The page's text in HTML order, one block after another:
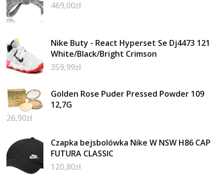
469,00zł
Nike Buty - React Hyperset Se Dj4473 121
White/Black/Bright Crimson
359,99zł
Golden Rose Puder Pressed Powder 109
12,7G
26,90zł
Czapka bejsbolówka Nike W NSW H86 CAP
FUTURA CLASSIC
120,80zł